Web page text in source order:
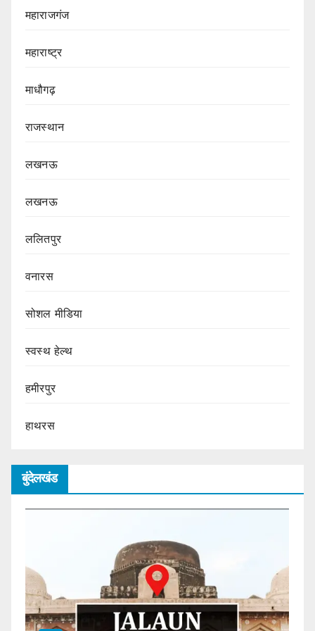
महाराजगंज
महाराष्ट्र
माधौगढ़
राजस्थान
लखनऊ
लखनऊ
ललितपुर
वनारस
सोशल मीडिया
स्वस्थ हेल्थ
हमीरपुर
हाथरस
बुंदेलखंड